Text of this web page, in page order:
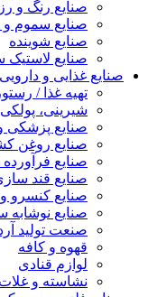
صنایع رنگ و
صنایع سموم و
صنایع شوینده
صنایع لاستیک
صنایع غذایی و دارویی
تهیه غذا /
شیرینی،
صنایع پزشکی
صنایع روغن
صنایع
صنایع قند
صنایع کنسرو
صنایع نوشابه
صنعت تولید
قهوه و کافه
لوازم قنادی
نشاسته و غلات